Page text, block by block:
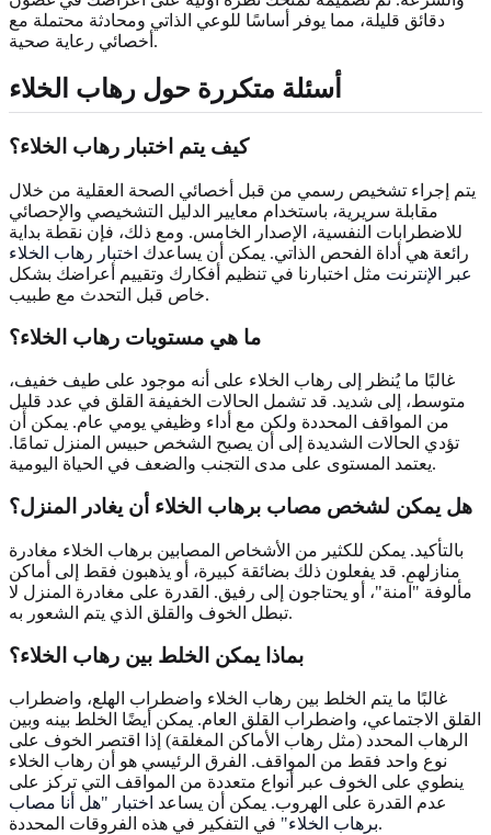
دقائق قليلة، مما يوفر أساسًا للوعي الذاتي ومحادثة محتملة مع
أخصائي رعاية صحية.
أسئلة متكررة حول رهاب الخلاء
كيف يتم اختبار رهاب الخلاء؟
يتم إجراء تشخيص رسمي من قبل أخصائي الصحة العقلية من خلال
مقابلة سريرية، باستخدام معايير الدليل التشخيصي والإحصائي
للاضطرابات النفسية، الإصدار الخامس. ومع ذلك، فإن نقطة بداية
رائعة هي أداة الفحص الذاتي. يمكن أن يساعدك اختبار رهاب الخلاء
عبر الإنترنت مثل اختبارنا في تنظيم أفكارك وتقييم أعراضك بشكل
خاص قبل التحدث مع طبيب.
ما هي مستويات رهاب الخلاء؟
غالبًا ما يُنظر إلى رهاب الخلاء على أنه موجود على طيف خفيف،
متوسط، إلى شديد. قد تشمل الحالات الخفيفة القلق في عدد قليل
من المواقف المحددة ولكن مع أداء وظيفي يومي عام. يمكن أن
تؤدي الحالات الشديدة إلى أن يصبح الشخص حبيس المنزل تمامًا.
يعتمد المستوى على مدى التجنب والضعف في الحياة اليومية.
هل يمكن لشخص مصاب برهاب الخلاء أن يغادر المنزل؟
بالتأكيد. يمكن للكثير من الأشخاص المصابين برهاب الخلاء مغادرة
منازلهم. قد يفعلون ذلك بضائقة كبيرة، أو يذهبون فقط إلى أماكن
مألوفة "آمنة"، أو يحتاجون إلى رفيق. القدرة على مغادرة المنزل لا
تبطل الخوف والقلق الذي يتم الشعور به.
بماذا يمكن الخلط بين رهاب الخلاء؟
غالبًا ما يتم الخلط بين رهاب الخلاء واضطراب الهلع، واضطراب
القلق الاجتماعي، واضطراب القلق العام. يمكن أيضًا الخلط بينه وبين
الرهاب المحدد (مثل رهاب الأماكن المغلقة) إذا اقتصر الخوف على
نوع واحد فقط من المواقف. الفرق الرئيسي هو أن رهاب الخلاء
ينطوي على الخوف عبر أنواع متعددة من المواقف التي تركز على
عدم القدرة على الهروب. يمكن أن يساعد اختبار "هل أنا مصاب
برهاب الخلاء"في التفكير في هذه الفروقات المحددة.